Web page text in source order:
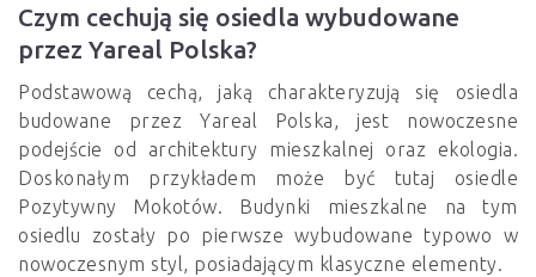
Czym cechują się osiedla wybudowane
przez Yareal Polska?
Podstawową cechą, jaką charakteryzują się osiedla
budowane przez Yareal Polska, jest nowoczesne
podejście od architektury mieszkalnej oraz ekologia.
Doskonałym przykładem może być tutaj osiedle
Pozytywny Mokotów. Budynki mieszkalne na tym
osiedlu zostały po pierwsze wybudowane typowo w
nowoczesnym styl, posiadającym klasyczne elementy.